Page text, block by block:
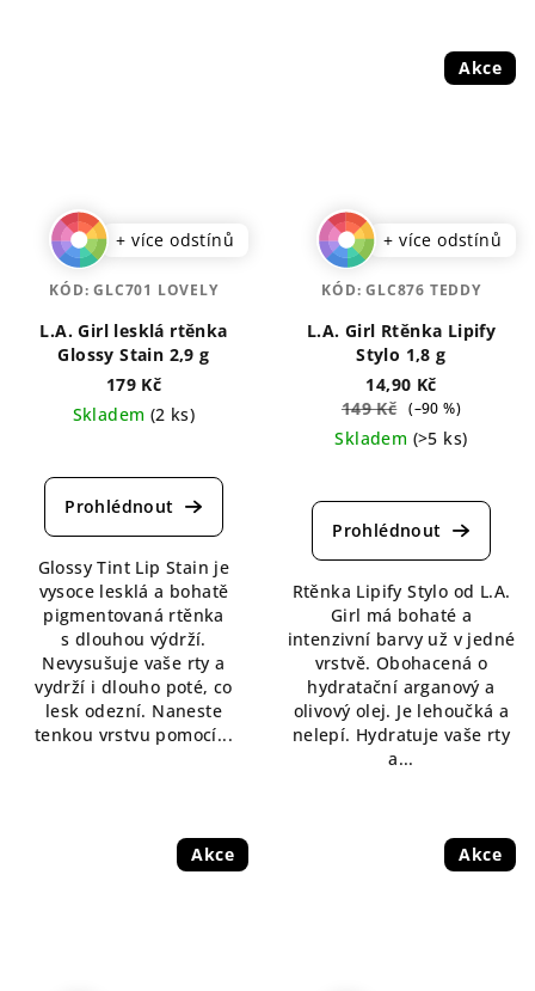
+ více odstínů
L.A. Girl lesklá rtěnka
Glossy Stain 2,9 g
179 Kč
Skladem (2 ks)
hodnocení
produktu
z
5
hvězdiček.
Glossy Tint Lip Stain je
vysoce lesklá a bohatě
pigmentovaná rtěnka
s dlouhou výdrží.
Nevysušuje vaše rty a
vydrží i dlouho poté, co
lesk odezní. Naneste
tenkou vrstvu pomocí...
KÓD:GLC701 LOVELY
Akce
+ více odstínů
L.A. Girl Rtěnka Lipify
Stylo 1,8 g
14,90 Kč
149 Kč (–90 %)
Skladem (>5 ks)
hodnocení
produktu
z
5
hvězdiček.
Rtěnka Lipify Stylo od L.A.
Girl má bohaté a
intenzivní barvy už v jedné
vrstvě. Obohacená o
hydratační arganový a
olivový olej. Je lehoučká a
nelepí. Hydratuje vaše rty
a...
KÓD:GLC876 TEDDY
Akce Akce